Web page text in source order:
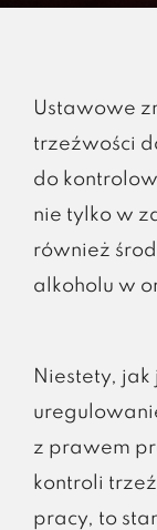
Ustawowe
trzeźwości
do
nie tylko w
również
alkoholu w
Niestety,
z prawem
kontroli
pracy, to